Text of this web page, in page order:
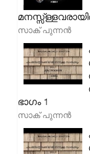
സാക് പുന്നൻ
ഭാഗം 1
സാക് പുന്നൻ